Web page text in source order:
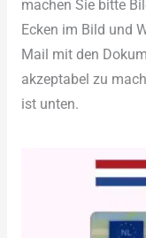
machen Sie bitte
Ecken im Bild und
Mail mit den
akzeptabel zu
ist unten.